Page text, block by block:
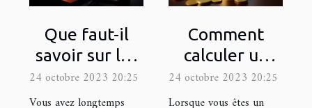
Que faut-il
savoir sur les
logiciels de
montage de
24 octobre 2023 20:25
Vous avez longtemps
Comment
calculer un
rendement
locatif ?
24 octobre 2023 20:25
Lorsque vous êtes un